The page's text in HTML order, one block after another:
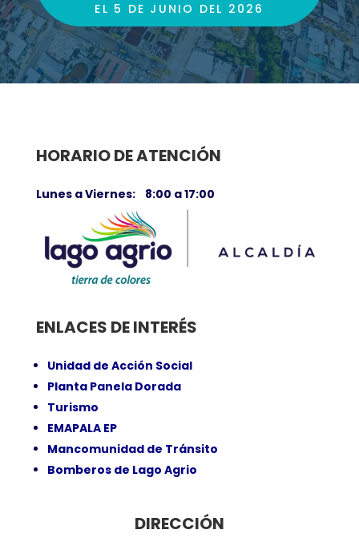
EL 5 DE JUNIO DEL 2026
HORARIO DE ATENCIÓN
Lunes a Viernes: 8:00 a 17:00
ENLACES DE INTERÉS
Unidad de Acción Social
Planta Panela Dorada
Turismo
EMAPALA EP
Mancomunidad de Tránsito
Bomberos de Lago Agrio
DIRECCIÓN